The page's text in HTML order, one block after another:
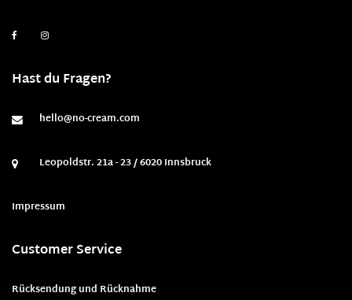
Hast du Fragen?
hello@no-cream.com
Leopoldstr. 21a - 23 / 6020 Innsbruck
Impressum
Customer Service
Rücksendung und Rücknahme